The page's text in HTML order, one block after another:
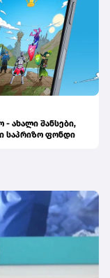
- ახალი შანსები,
საპრიზო ფონდი